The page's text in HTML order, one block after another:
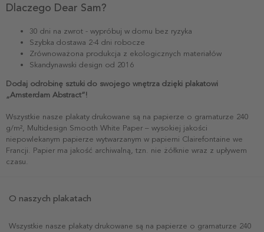
Dlaczego Dear Sam?
30 dni na zwrot - wypróbuj w domu bez ryzyka
Szybka dostawa 2-4 dni robocze
Zrównoważona produkcja z ekologicznych materiałów
Skandynawski design od 2016
Dodaj odrobinę sztuki do swojego wnętrza dzięki plakatowi
„Amsterdam Abstract”!
Wszystkie nasze plakaty drukowane są na papierze o gramaturze 240
g/m², Multidesign Smooth White Paper – wysokiej jakości
niepowlekanym papierze wytwarzanym w papierni Clairefontaine we
Francji. Papier ma jakość archiwalną, tzn. nie żółknie wraz z upływem
czasu.
O naszych plakatach
Wszystkie nasze plakaty drukowane są na papierze o gramaturze 240